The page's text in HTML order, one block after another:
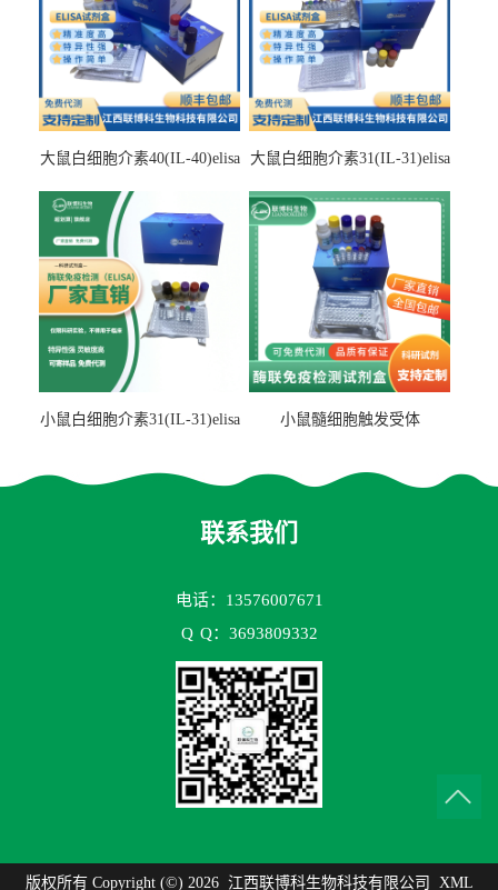
大鼠白细胞介素40(IL-40)elisa
大鼠白细胞介素31(IL-31)elisa
小鼠白细胞介素31(IL-31)elisa
小鼠髓细胞触发受体
联系我们
电话：13576007671
Q Q：3693809332
版权所有 Copyright (©) 2026 江西联博科生物科技有限公司 XML